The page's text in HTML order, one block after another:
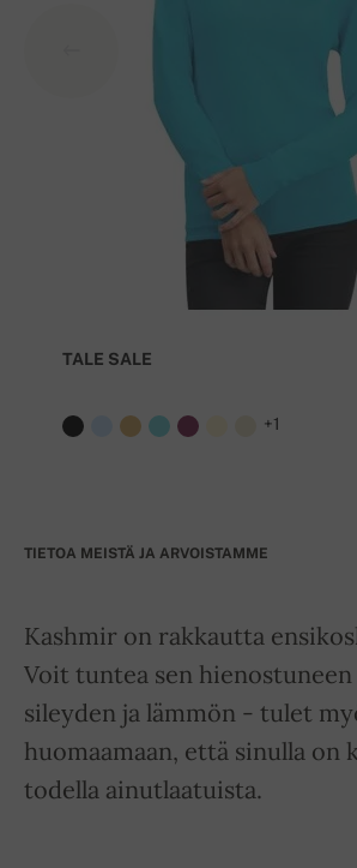
TALE SALE
+1
TIETOA MEISTÄ JA ARVOISTAMME
Kashmir on rakkautta
Voit tuntea sen
sileyden ja lämmön - tulet
huomaamaan, että sinulla on
todella ainutlaatuista.